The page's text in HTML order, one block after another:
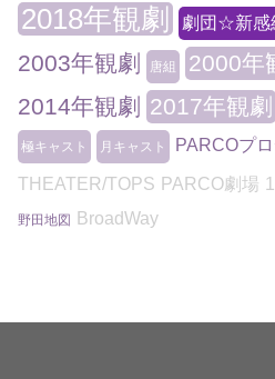
2018年観劇 劇団☆新感
2003年観劇
唐組 2000年
2014年観劇 2017年観劇
極キャスト 月キャスト PARCOプ
THEATER/TOPS PARCO劇場
野田地図 BroadWay